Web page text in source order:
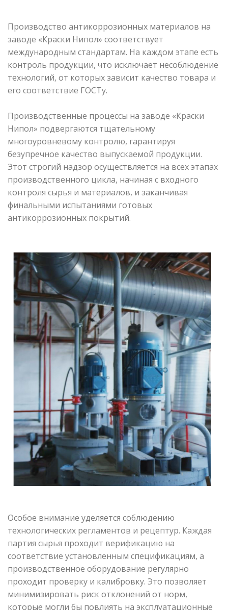
Производство антикоррозионных материалов на
заводе «Краски Нипол» соответствует
международным стандартам. На каждом этапе есть
контроль продукции, что исключает несоблюдение
технологий, от которых зависит качество товара и
его соответствие ГОСТу.
Производственные процессы на заводе «Краски
Нипол» подвергаются тщательному
многоуровневому контролю, гарантируя
безупречное качество выпускаемой продукции.
Этот строгий надзор осуществляется на всех этапах
производственного цикла, начиная с входного
контроля сырья и материалов, и заканчивая
финальными испытаниями готовых
антикоррозионных покрытий.
Особое внимание уделяется соблюдению
технологических регламентов и рецептур. Каждая
партия сырья проходит верификацию на
соответствие установленным спецификациям, а
производственное оборудование регулярно
проходит проверку и калибровку. Это позволяет
минимизировать риск отклонений от норм,
которые могли бы повлиять на эксплуатационные